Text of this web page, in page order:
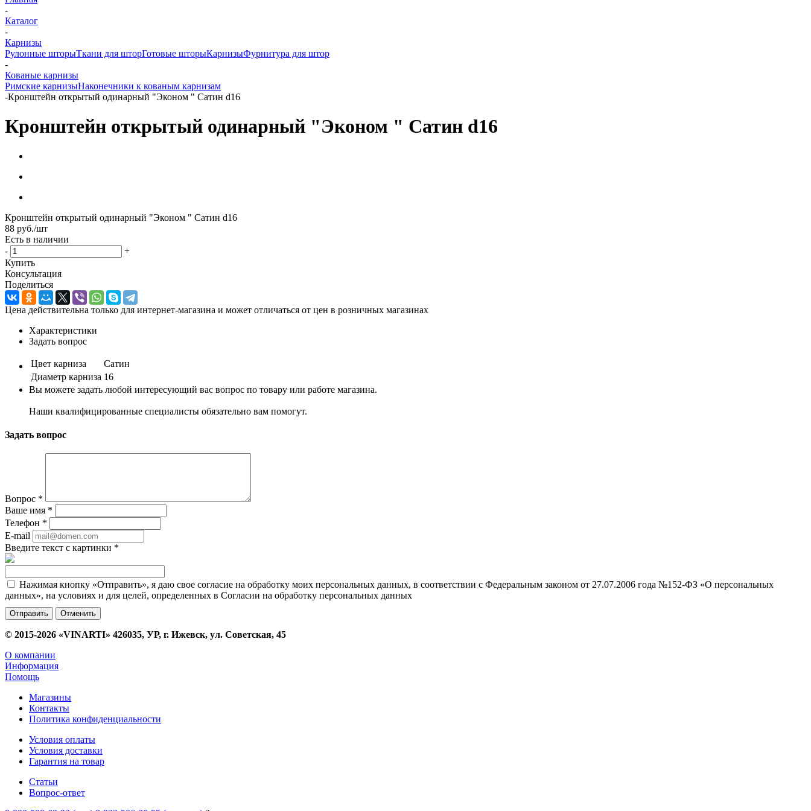
-
Каталог
-
Карнизы
Рулонные шторыТкани для шторГотовые шторыКарнизыФурнитура для штор
-
Кованые карнизы
Римские карнизыНаконечники к кованым карнизам
-Кронштейн открытый одинарный "Эконом " Сатин d16
Кронштейн открытый одинарный "Эконом " Сатин d16
Кронштейн открытый одинарный "Эконом " Сатин d16
88 руб./шт
Есть в наличии
-
+
Купить
Консультация
Поделиться
Цена действительна только для интернет-магазина и может отличаться от цен в розничных магазинах
Характеристики
Задать вопрос
Цвет карниза
Сатин
Диаметр карниза 16
Вы можете задать любой интересующий вас вопрос по товару или работе магазина.
Наши квалифицированные специалисты обязательно вам помогут.
Задать вопрос
Вопрос *
Ваше имя *
Телефон *
E-mail
Введите текст с картинки *
Нажимая кнопку «Отправить», я даю свое согласие на обработку моих персональных данных, в соответствии с Федеральным законом от 27.07.2006 года №152-ФЗ «О персональных
данных», на условиях и для целей, определенных в Согласии на обработку персональных данных
Отменить
© 2015-2026 «VINARTI» 426035, УР, г. Ижевск, ул. Советская, 45
О компании
Информация
Помощь
Магазины
Контакты
Политика конфиденциальности
Условия оплаты
Условия доставки
Гарантия на товар
Статьи
Вопрос-ответ